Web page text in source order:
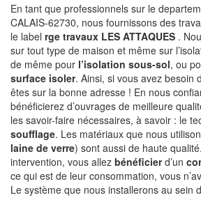
En tant que professionnels sur le
CALAIS-62730, nous fournissons des
le label rge travaux LES ATTAQUES .
sur tout type de maison et même sur
de même pour l’isolation sous-sol, ou
surface isoler. Ainsi, si vous avez besoin
êtes sur la bonne adresse ! En nous
bénéficierez d’ouvrages de meilleure
les savoir-faire nécessaires, à savoir : le
soufflage. Les matériaux que nous
laine de verre) sont aussi de haute
intervention, vous allez bénéficierd’un
ce qui est de leur consommation, vous
Le système que nous installerons au sein